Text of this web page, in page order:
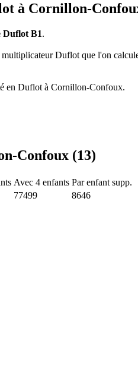
à Cornillon-
Duflot B1.
Duflot que l'on
en Duflot à Cornillon-Confoux.
Confoux (13)
Avec 4 enfants Par enfant supp.
77499 8646